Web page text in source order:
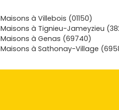
Maisons à Villebois (01150)
Maisons à Tignieu-Jameyzieu
Maisons à Genas (69740)
Maisons à Sathonay-Village